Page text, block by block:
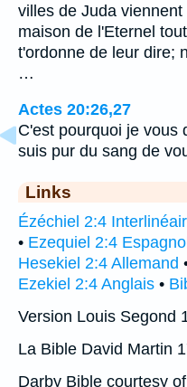
villes de Juda
maison de l'Eternel
t'ordonne de leur dire;
…
Actes 20:26,27
C'est pourquoi je vous
suis pur du sang de
Links
Ézéchiel 2:4
• Ezequiel 2:4 Espagnol
Hesekiel 2:4 Allemand
Ezekiel 2:4 Anglais •
Version Louis Segond
La Bible David Martin
Darby Bible courtesy of